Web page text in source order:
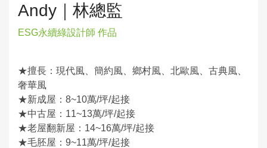
Andy｜林總監
ESG永續綠設計師 作品
★擅長：現代風、簡約風、鄉村風、北歐風、古典風、
奢華風
★新成屋：8~10萬/坪/起接
★中古屋：11~13萬/坪/起接
★老屋翻新屋：14~16萬/坪/起接
★毛胚屋：9~11萬/坪/起接